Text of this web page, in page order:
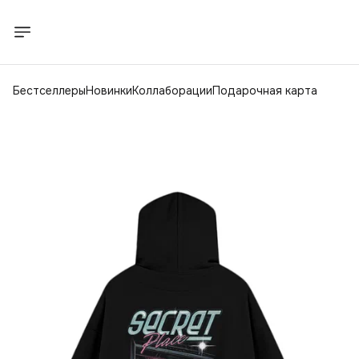
БестселлерыНовинкиКоллаборацииПодарочная карта